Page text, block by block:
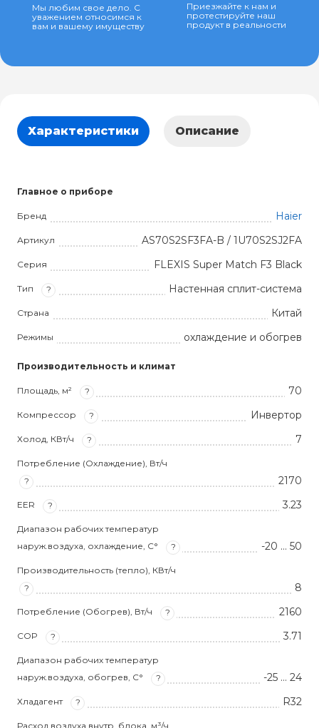
Мы любим свое дело. С
уважением относимся к
вам и вашему имуществу
Приезжайте к нам и
протестируйте наш
продукт в реальности
Характеристики Описание
Главное о приборе
Бренд Haier
Артикул AS70S2SF3FA-B / 1U70S2SJ2FA
Серия FLEXIS Super Match F3 Black
Тип ? Настенная сплит-система
Страна Китай
Режимы охлаждение и обогрев
Производительность и климат
Площадь, м² ? 70
Компрессор ? Инвертор
Холод, КВт/ч ? 7
Потребление (Охлаждение), Вт/ч
?
2170
EER ? 3.23
Диапазон рабочих температур
наруж.воздуха, охлаждение, С°
? -20 … 50
Производительность (тепло), КВт/ч
?
8
Потребление (Обогрев), Вт/ч ? 2160
COP ? 3.71
Диапазон рабочих температур
наруж.воздуха, обогрев, С°
? -25 … 24
Хладагент ? R32
Расход воздуха внутр. блока, м³/ч